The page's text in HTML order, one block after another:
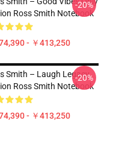
Ross Smith Notebook
- ￥413,250
-20%
Smith – Laugh Legacy
Ross Smith Notebook
- ￥413,250
-20%